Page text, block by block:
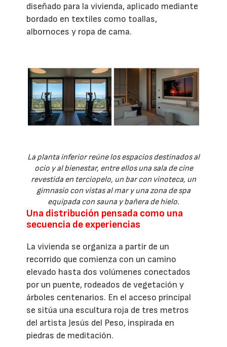
diseñado para la vivienda, aplicado mediante
bordado en textiles como toallas,
albornoces y ropa de cama.
La planta inferior reúne los espacios destinados al
ocio y al bienestar, entre ellos una sala de cine
revestida en terciopelo, un bar con vinoteca, un
gimnasio con vistas al mar y una zona de spa
equipada con sauna y bañera de hielo.
Una distribución pensada como una
secuencia de experiencias
La vivienda se organiza a partir de un
recorrido que comienza con un camino
elevado hasta dos volúmenes conectados
por un puente, rodeados de vegetación y
árboles centenarios. En el acceso principal
se sitúa una escultura roja de tres metros
del artista Jesús del Peso, inspirada en
piedras de meditación.